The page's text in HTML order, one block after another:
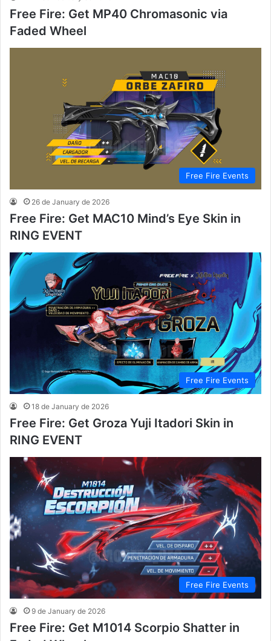
Free Fire: Get MP40 Chromasonic via
Faded Wheel
Free Fire Events
26 de January de 2026
Free Fire: Get MAC10 Mind’s Eye Skin in
RING EVENT
Free Fire Events
18 de January de 2026
Free Fire: Get Groza Yuji Itadori Skin in
RING EVENT
Free Fire Events
9 de January de 2026
Free Fire: Get M1014 Scorpio Shatter in